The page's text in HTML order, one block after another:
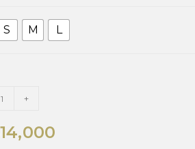
S M L
+
14,000